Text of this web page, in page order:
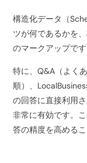
構造化データ（
ツが何であるかを
のマークアップです
特に、Q&A（よく
順）、
の回答に直接利用
非常に有効です。
答の精度を高めるこ